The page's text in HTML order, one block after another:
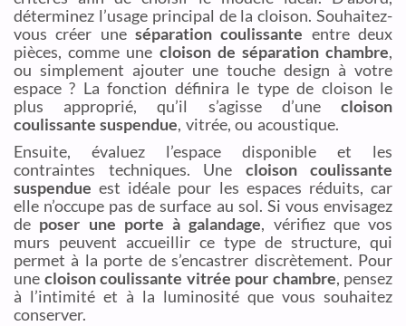
déterminez l’usage principal de la cloison. Souhaitez-
vous créer une séparation coulissante entre deux
pièces, comme une cloison de séparation chambre,
ou simplement ajouter une touche design à votre
espace ? La fonction définira le type de cloison le
plus approprié, qu’il s’agisse d’une cloison
coulissante suspendue, vitrée, ou acoustique.
Ensuite, évaluez l’espace disponible et les
contraintes techniques. Une cloison coulissante
suspendue est idéale pour les espaces réduits, car
elle n’occupe pas de surface au sol. Si vous envisagez
de poser une porte à galandage, vérifiez que vos
murs peuvent accueillir ce type de structure, qui
permet à la porte de s’encastrer discrètement. Pour
une cloison coulissante vitrée pour chambre, pensez
à l’intimité et à la luminosité que vous souhaitez
conserver.